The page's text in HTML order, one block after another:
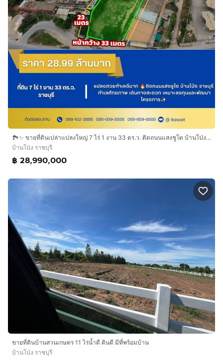
🏞️✨ ขายที่ดินเปล่าแปลงใหญ่ 7 ไร่ 1 งาน 33 ตร.ว. ติดถนนแสงชูโต บ้านโป่ง ราชบุรี ทำเลศักยภาพ เดินทางสะดวก เหมาะลงทุนและพัฒนาโครงการ ✨
บ้านโป่ง ราชบุรี
฿ 28,990,000
ขายที่ดินบ้านสวนเกษตร 11 ไร่น้ำดี ดินดี มีที่พร้อมบ้าน
บ้านโป่ง ราชบุรี